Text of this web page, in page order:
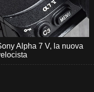
Alpha 7 V, la nuova